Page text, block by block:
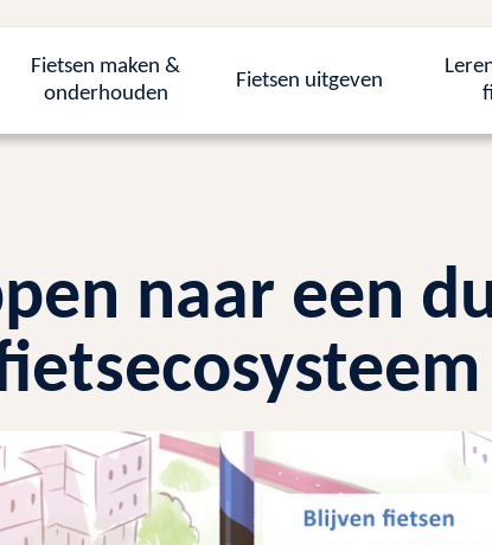
Fietsen maken &
onderhouden
Fietsen uitgeven
naar een